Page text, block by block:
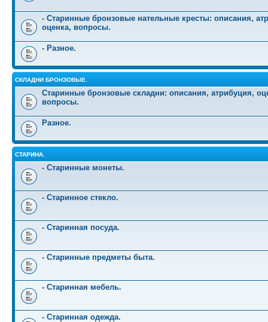
- Старинные бронзовые нательные кресты: описания,
оценка, вопросы.
- Разное.
СКЛАДНИ БРОНЗОВЫЕ.
Старинные бронзовые складни: описания, атрибуция,
вопросы.
Разное.
СТАРИНА.
- Старинные монеты.
- Старинное стекло.
- Старинная посуда.
- Старинные предметы быта.
- Старинная мебель.
- Старинная одежда.